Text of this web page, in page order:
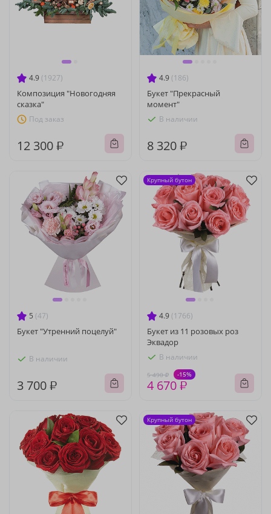
4.9 (1927)
Композиция "Новогодняя
сказка"
Под заказ
12 300 ₽
4.9 (186)
Букет "Прекрасный
момент"
В наличии
8 320 ₽
5 (47)
Букет "Утренний поцелуй"
В наличии
3 700 ₽
4.9 (1766)
Букет из 11 розовых роз
Эквадор
В наличии
5 490 ₽ -15%
4 670 ₽
Крупный бутон
Крупный бутон